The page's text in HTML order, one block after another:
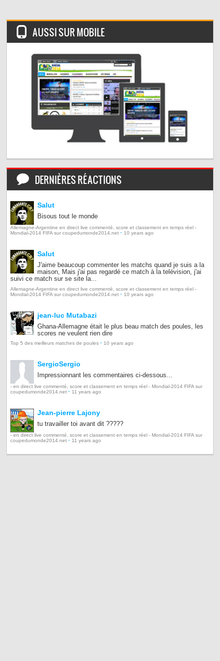
AUSSI SUR MOBILE
DERNIÈRES RÉACTIONS
Salut
Bisous tout le monde
Allemagne-Argentine en direct live commenté, score et classement en temps réel -
Mondial-2014 FIFA sur coupedumonde2014.net · 10 years ago
Salut
J'aime beaucoup commenter les matchs quand je suis a la
maison, Mais j'ai pas regardé ce match à la telévision, j'ai
suivi ce match sur se site la...
Allemagne-Argentine en direct live commenté, score et classement en temps réel -
Mondial-2014 FIFA sur coupedumonde2014.net · 10 years ago
jean-luc Mutabazi
Ghana-Allemagne était le plus beau match des poules, les
scores ne veulent rien dire
Top 5 des meilleurs matches de poules · 10 years ago
SergioSergio
Impressionnant les commentaires ci-dessous...
- en direct live commenté, score et classement en temps réel - Mondial-2014 FIFA sur
coupedumonde2014.net · 11 years ago
Jean-pierre Lajony
tu travailler toi avant dit ?????
- en direct live commenté, score et classement en temps réel - Mondial-2014 FIFA sur
coupedumonde2014.net · 11 years ago